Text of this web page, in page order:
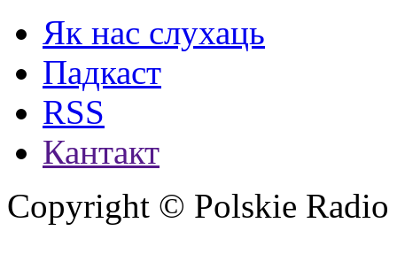
Як нас слухаць
Падкаст
RSS
Кантакт
Copyright © Polskie